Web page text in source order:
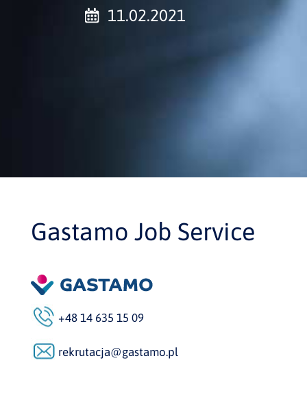
11.02.2021
Gastamo Job Service
+48 14 635 15 09
rekrutacja@gastamo.pl